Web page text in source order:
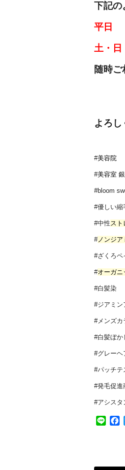
下記の
平日
土・
随時ご
よろし
#美容院
#美容室
#bloom
#優しい縮
#中性スト
#ノンジア
#ざくろペ
#オーガニ
#白髪染
#ジアミン
#メンズカ
#白髪ぼか
#グレーヘ
#パッチテ
#発毛促進
#アシスタ
Line